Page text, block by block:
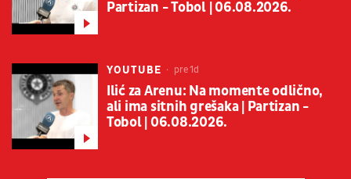
Partizan - Tobol | 06.08.2026.
YOUTUBE pre 1d
Ilić za Arenu: Na momente odlično,
ali ima sitnih grešaka | Partizan -
Tobol | 06.08.2026.